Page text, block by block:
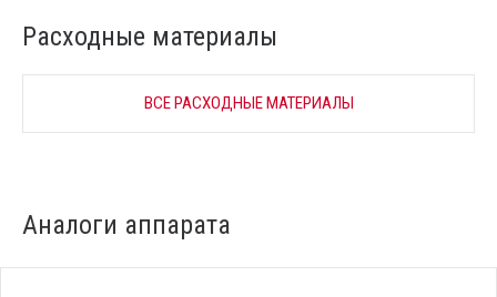
Расходные материалы
ВСЕ РАСХОДНЫЕ МАТЕРИАЛЫ
Аналоги аппарата